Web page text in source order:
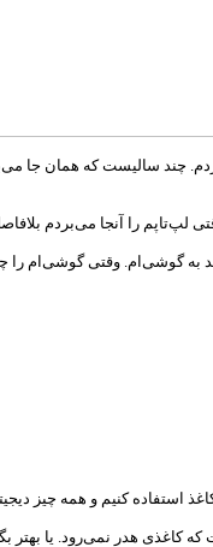
موردنظرم بردم‌. چند
لپ‌تاپم را آنجا می‌بردم
به گوشی‌‌ام. وقتی گوشی‌‌ام
استفاده کنیم و همه چیز
کاغذی هدر نمی‌رود. یا